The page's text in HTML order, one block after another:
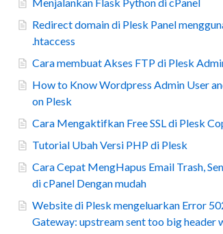
Redirect domain di Plesk Panel
.htaccess
Cara membuat Akses FTP di Plesk
How to Know Wordpress Admin User
on Plesk
Cara Mengaktifkan Free SSL di Plesk
Tutorial Ubah Versi PHP di Plesk
Cara Cepat MengHapus Email Trash,
di cPanel Dengan mudah
Website di Plesk mengeluarkan Error
Gateway: upstream sent too big header